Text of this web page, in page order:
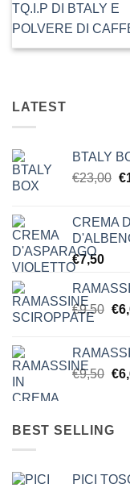
TQ.I.P DI BTALY E
POLVERE DI
LATEST
BTALY
€23,00 Il
€
CREMA
€7,50
€9,50 Il
€
€9,50 Il
era:
€
BEST SELLING
PICI